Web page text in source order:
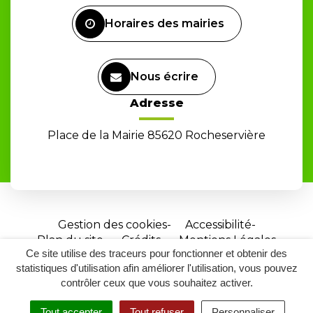
Ce site utilise des traceurs pour fonctionner et obtenir des
statistiques d'utilisation afin améliorer l'utilisation, vous pouvez
contrôler ceux que vous souhaitez activer.
Horaires des mairies
Nous écrire
Adresse
Place de la Mairie 85620 Rocheservière
Gestion des cookies
Accessibilité
Plan du site
Crédits
Mentions Légales
Site
réalisé
par